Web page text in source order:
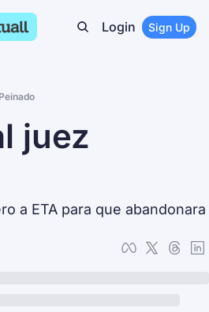
Login Sign Up
juez
a ETA para que abandonara